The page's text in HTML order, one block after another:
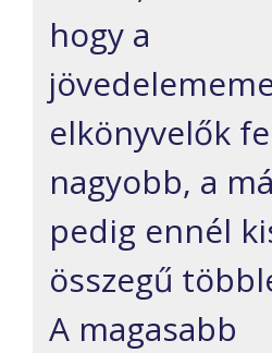
hogy a
elkönyvelők
nagyobb, a
pedig ennél
összegű
A magasabb